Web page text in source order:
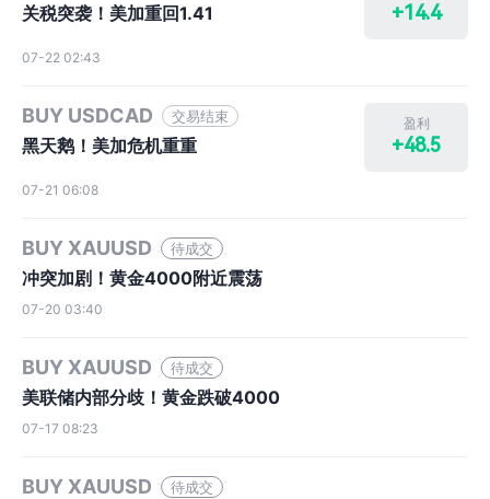
关税突袭！美加重回1.41 +14.4
07-22 02:43
BUY USDCAD 交易结束
黑天鹅！美加危机重重
盈利
+48.5
07-21 06:08
BUY XAUUSD 待成交
冲突加剧！黄金4000附近震荡
07-20 03:40
BUY XAUUSD 待成交
美联储内部分歧！黄金跌破4000
07-17 08:23
BUY XAUUSD 待成交